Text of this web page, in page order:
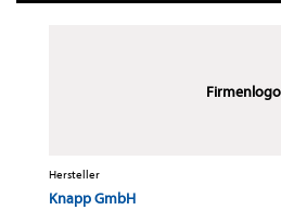
Firmenlogo
Hersteller
Knapp GmbH